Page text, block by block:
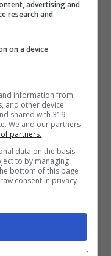
nei
mese per
situazione
che
per quanto
suoi riguardi
po’ di tempo fa, è
che ha
advertising and
research and
on a device
information from
and other device
shared with 319
We and our partners
of partners.
data on the basis
to by managing
bottom of this page
consent in privacy